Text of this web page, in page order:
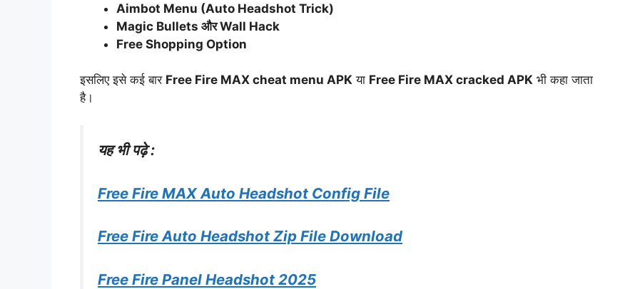
Aimbot Menu (Auto Headshot Trick)
Magic Bullets और Wall Hack
Free Shopping Option
इसलिए इसे कई बार Free Fire MAX cheat menu APK या Free Fire MAX cracked APK भी कहा जाता
है।
यह भी पढ़े :
Free Fire MAX Auto Headshot Config File
Free Fire Auto Headshot Zip File Download
Free Fire Panel Headshot 2025